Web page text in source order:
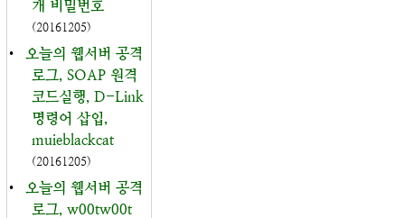
개 비밀번호
(20161205)
•
오늘의 웹서버 공격
로그, SOAP 원격
코드실행, D-Link
명령어 삽입,
muieblackcat
(20161205)
•
오늘의 웹서버 공격
로그, w00tw00t